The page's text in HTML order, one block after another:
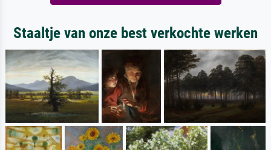
Staaltje van onze best verkochte werken